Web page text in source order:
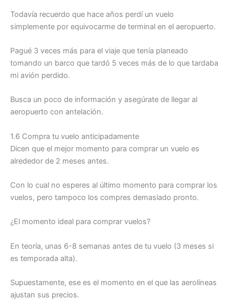
Todavía recuerdo que hace años perdí un vuelo
simplemente por equivocarme de terminal en el aeropuerto.
Pagué 3 veces más para el viaje que tenía planeado
tomando un barco que tardó 5 veces más de lo que tardaba
mi avión perdido.
Busca un poco de información y asegúrate de llegar al
aeropuerto con antelación.
1.6 Compra tu vuelo anticipadamente
Dicen que el mejor momento para comprar un vuelo es
alrededor de 2 meses antes.
Con lo cual no esperes al último momento para comprar los
vuelos, pero tampoco los compres demasiado pronto.
¿El momento ideal para comprar vuelos?
En teoría, unas 6-8 semanas antes de tu vuelo (3 meses si
es temporada alta).
Supuestamente, ese es el momento en el que las aerolíneas
ajustan sus precios.